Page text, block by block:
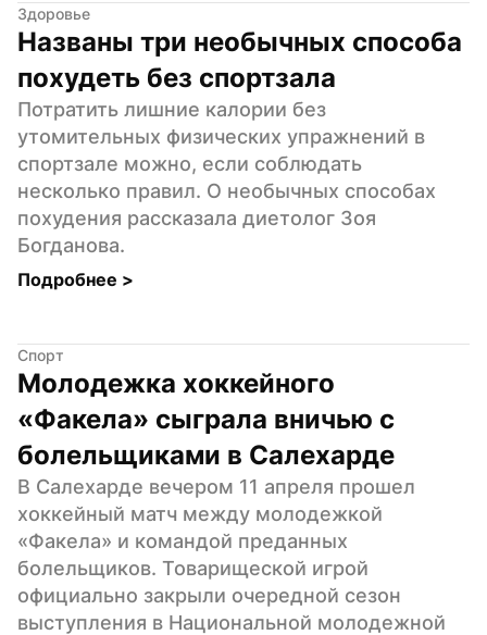
Здоровье
Названы три необычных способа
похудеть без спортзала
Потратить лишние калории без
утомительных физических упражнений в
спортзале можно, если соблюдать
несколько правил. О необычных способах
похудения рассказала диетолог Зоя
Богданова.
Подробнее >
Спорт
Молодежка хоккейного
«Факела» сыграла вничью с
болельщиками в Салехарде
В Салехарде вечером 11 апреля прошел
хоккейный матч между молодежкой
«Факела» и командой преданных
болельщиков. Товарищеской игрой
официально закрыли очередной сезон
выступления в Национальной молодежной